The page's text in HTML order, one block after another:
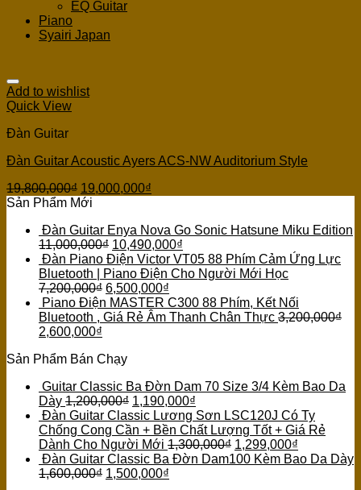
EQ Guitar
Piano
Syairi Japan
Add to wishlist
Quick View
Đàn Guitar
Đàn Guitar Acoustic Ayers ACS-NW Auditorium Style
19,800,000₫ 19,000,000₫
Sản Phẩm Mới
Đàn Guitar Enya Nova Go Sonic Hatsune Miku Edition
11,000,000₫ 10,490,000₫
Đàn Piano Điện Victor VT05 88 Phím Cảm Ứng Lực
Bluetooth | Piano Điện Cho Người Mới Học
7,200,000₫ 6,500,000₫
Piano Điện MASTER C300 88 Phím, Kết Nối
Bluetooth , Giá Rẻ Âm Thanh Chân Thực 3,200,000₫
2,600,000₫
Sản Phẩm Bán Chạy
Guitar Classic Ba Đờn Dam 70 Size 3/4 Kèm Bao Da
Dày 1,200,000₫ 1,190,000₫
Đàn Guitar Classic Lương Sơn LSC120J Có Ty
Chống Cong Cần + Bền Chất Lượng Tốt + Giá Rẻ
Dành Cho Người Mới 1,300,000₫ 1,299,000₫
Đàn Guitar Classic Ba Đờn Dam100 Kèm Bao Da Dày
1,600,000₫ 1,500,000₫